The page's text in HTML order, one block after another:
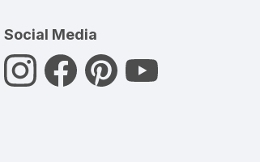
Social Media